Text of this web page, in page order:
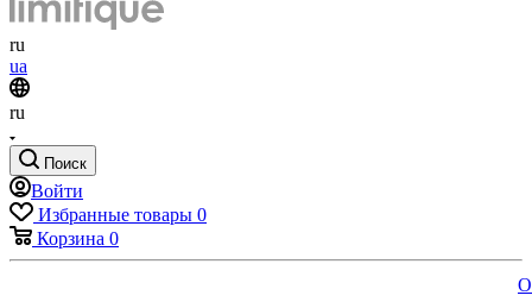
ru
ua
ru
Поиск
Войти
Избранные товары 0
Корзина 0